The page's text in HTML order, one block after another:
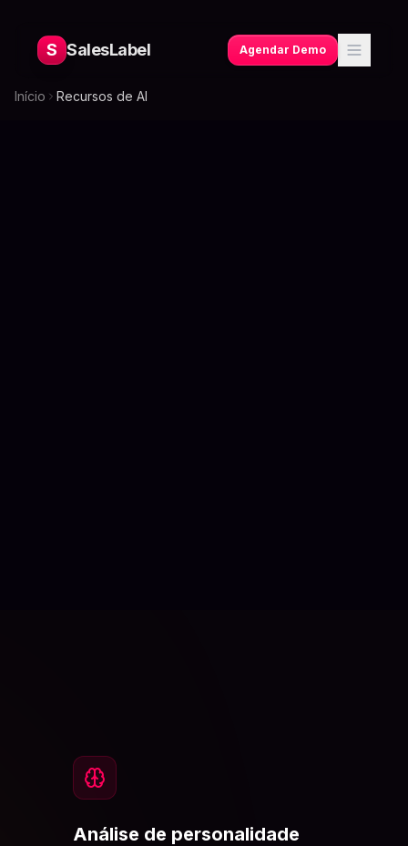
S SalesLabel Agendar Demo
Início Recursos de AI
Análise de personalidade